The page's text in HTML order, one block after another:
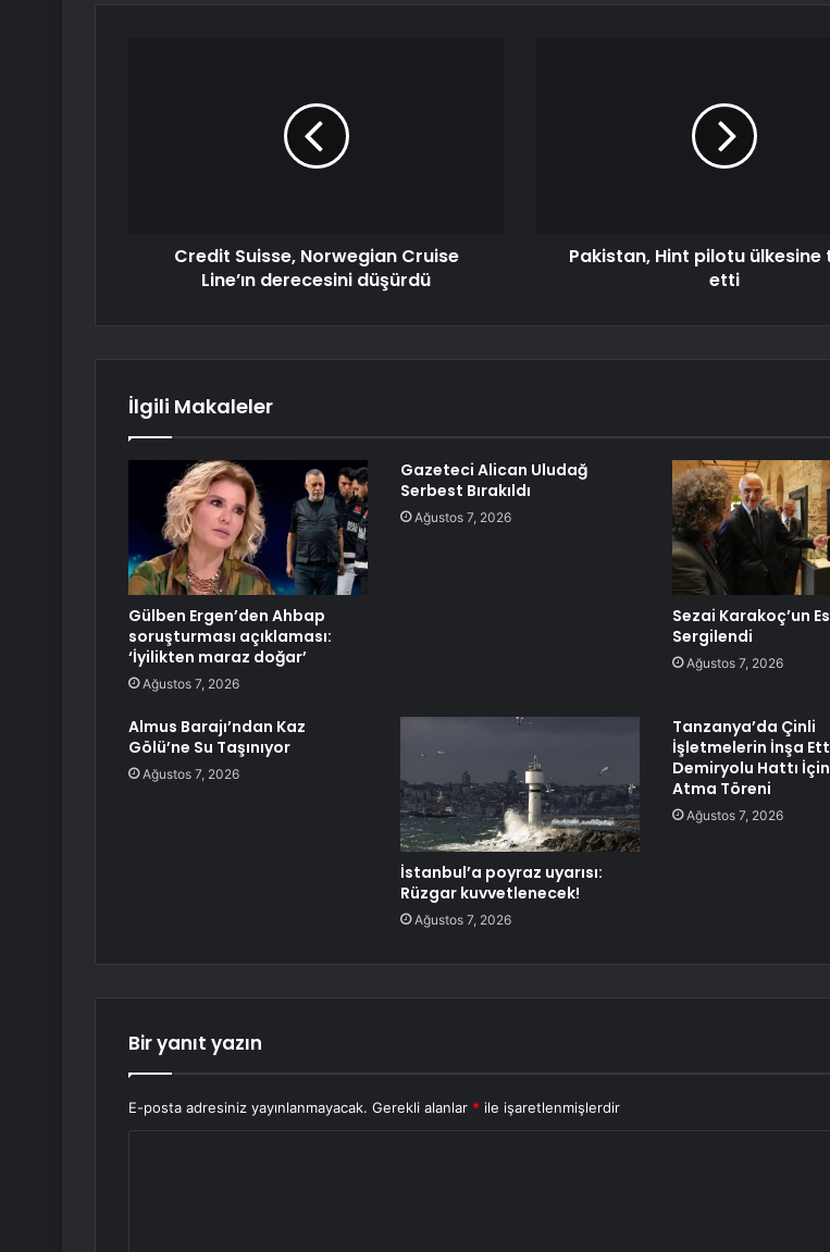
Credit Suisse, Norwegian Cruise
Line’ın derecesini düşürdü
Pakistan, Hint pilotu ülkesine
etti
İlgili Makaleler
Gülben Ergen’den Ahbap
soruşturması açıklaması:
‘İyilikten maraz doğar’
Ağustos 7, 2026
Gazeteci Alican Uludağ
Serbest Bırakıldı
Ağustos 7, 2026
Sezai Karakoç’un
Sergilendi
Ağustos 7, 2026
Almus Barajı’ndan Kaz
Gölü’ne Su Taşınıyor
Ağustos 7, 2026
İstanbul’a poyraz uyarısı:
Rüzgar kuvvetlenecek!
Ağustos 7, 2026
Tanzanya’da Çinli
İşletmelerin İnşa
Demiryolu Hattı
Atma Töreni
Ağustos 7, 2026
Bir yanıt yazın
E-posta adresiniz yayınlanmayacak. Gerekli alanlar * ile işaretlenmişlerdir